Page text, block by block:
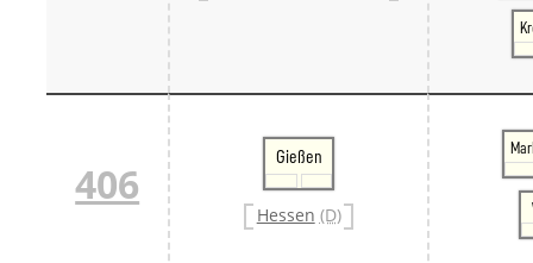
406
Gießen
Hessen (D)